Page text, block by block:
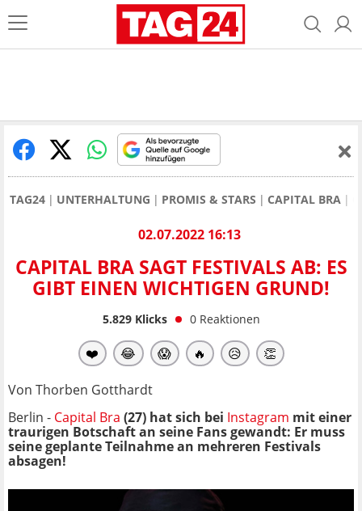
TAG24 UNTERHALTUNG PROMIS & STARS CAPITAL BRA
02.07.2022 16:13
CAPITAL BRA SAGT FESTIVALS AB: ES
GIBT EINEN WICHTIGEN GRUND!
5.829Klicks 0 Reaktionen
❤️ 😂 😱 🔥 😥 👏
Von Thorben Gotthardt
Berlin - Capital Bra (27) hat sich bei Instagram mit einer
traurigen Botschaft an seine Fans gewandt: Er muss
seine geplante Teilnahme an mehreren Festivals
absagen!